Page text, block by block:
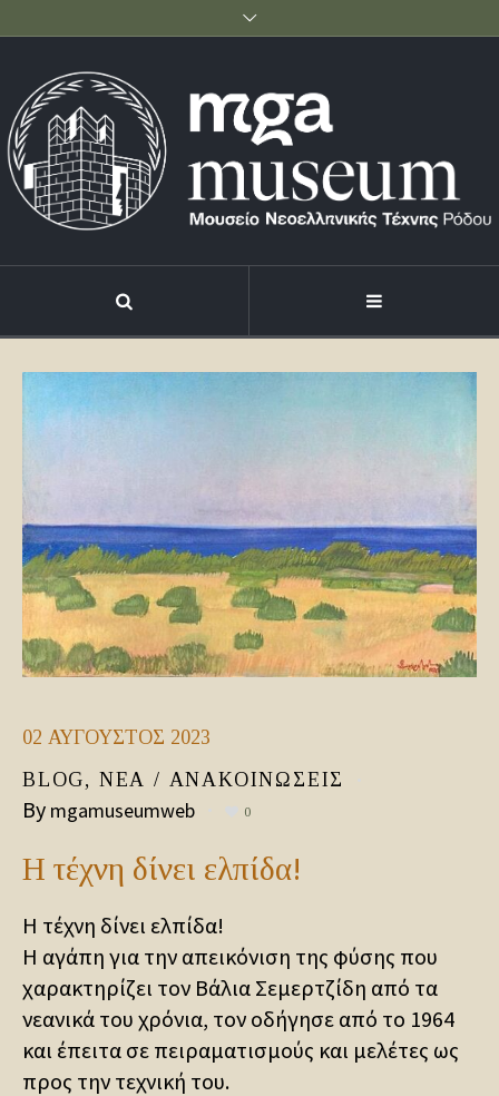
02 ΑΎΓΟΥΣΤΟΣ 2023
BLOG, ΝΈΑ / ΑΝΑΚΟΙΝΏΣΕΙΣ
By mgamuseumweb 0
Η τέχνη δίνει ελπίδα!
Η τέχνη δίνει ελπίδα!
Η αγάπη για την απεικόνιση της φύσης που
χαρακτηρίζει τον Βάλια Σεμερτζίδη από τα
νεανικά του χρόνια, τον οδήγησε από το 1964
και έπειτα σε πειραματισμούς και μελέτες ως
προς την τεχνική του.